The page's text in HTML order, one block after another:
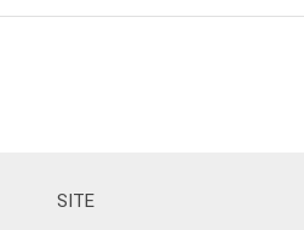
SITE